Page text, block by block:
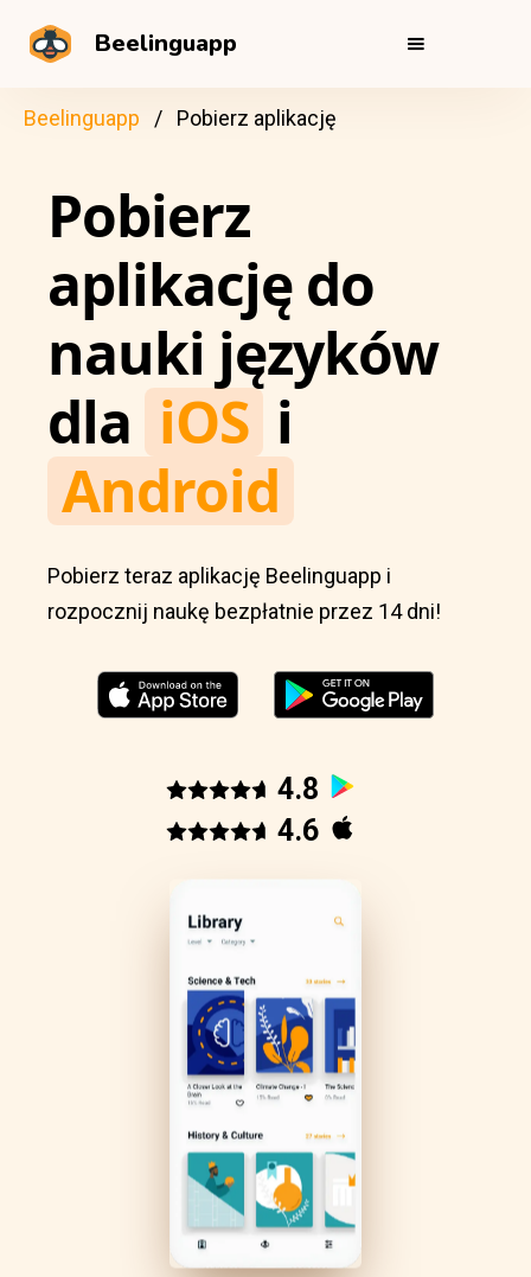
Beelinguapp
Beelinguapp Pobierz aplikację
Pobierz
aplikację do
nauki języków
dla iOS i
Android
Pobierz teraz aplikację Beelinguapp i
rozpocznij naukę bezpłatnie przez 14 dni!
4.8
4.6